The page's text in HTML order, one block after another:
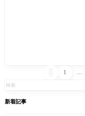
1 …
新着記事